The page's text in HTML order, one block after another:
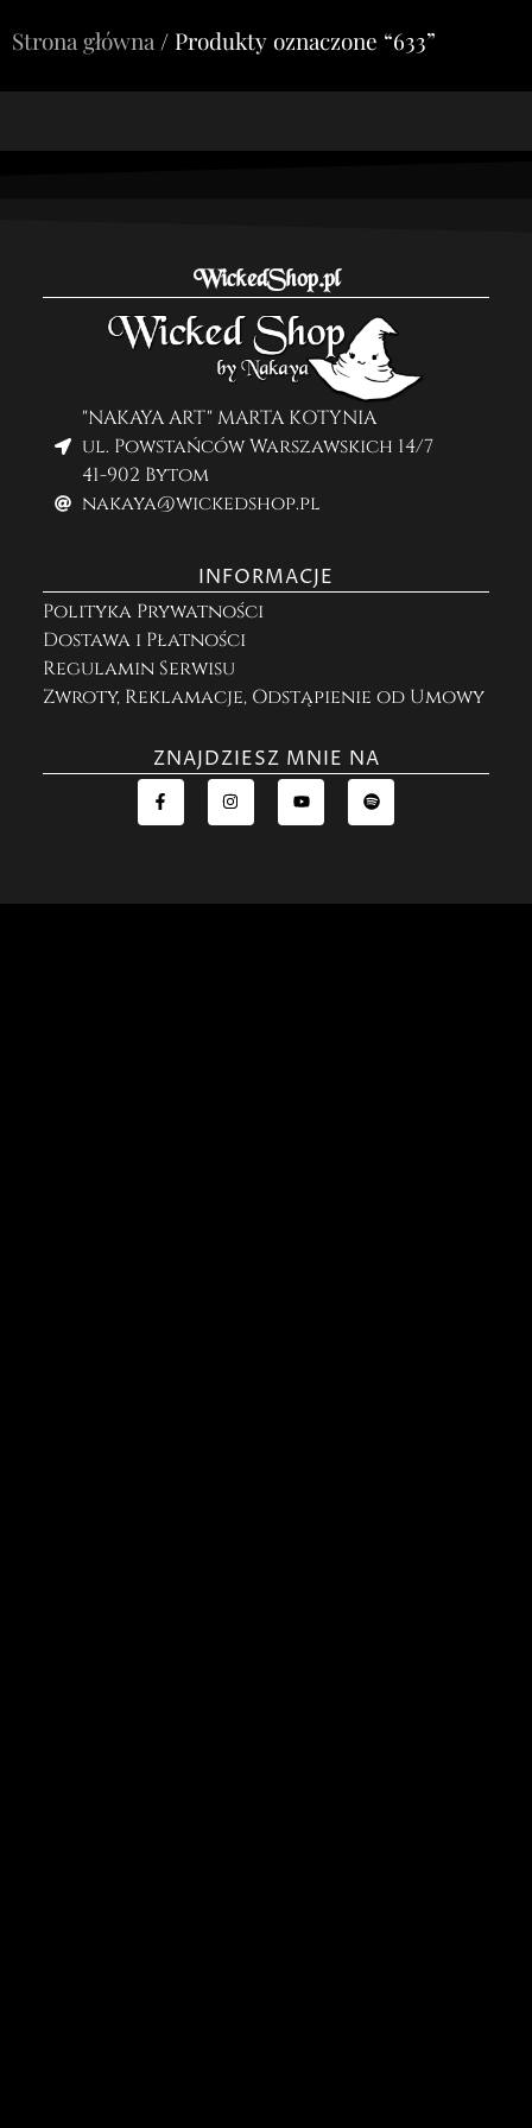
Strona główna / Produkty oznaczone “633”
WickedShop.pl
"NAKAYA ART" MARTA KOTYNIA
ul. Powstańców Warszawskich 14/7
41-902 Bytom
nakaya@wickedshop.pl
INFORMACJE
Polityka Prywatności
Dostawa i Płatności
Regulamin Serwisu
Zwroty, Reklamacje, Odstąpienie od Umowy
ZNAJDZIESZ MNIE NA